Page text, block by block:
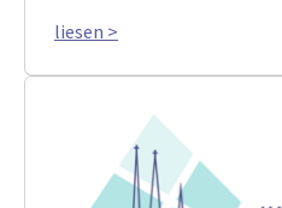
liesen >